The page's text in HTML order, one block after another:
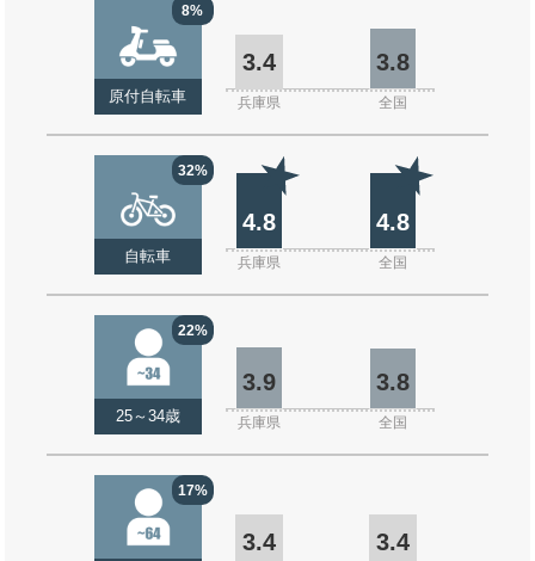
8%
原付自転車
3.4 3.8
兵庫県 全国
32%
自転車
4.8 4.8
兵庫県 全国
22%
25～34歳
3.9 3.8
兵庫県 全国
17%
3.4 3.4